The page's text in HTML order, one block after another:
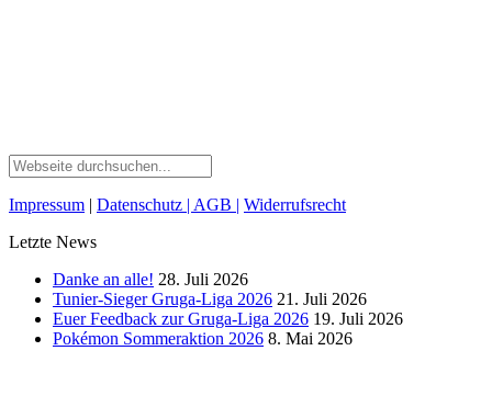
Impressum | Datenschutz | AGB | Widerrufsrecht
Letzte News
Danke an alle! 28. Juli 2026
Tunier-Sieger Gruga-Liga 2026 21. Juli 2026
Euer Feedback zur Gruga-Liga 2026 19. Juli 2026
Pokémon Sommeraktion 2026 8. Mai 2026